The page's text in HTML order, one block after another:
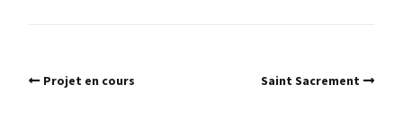
Projet en cours Saint Sacrement